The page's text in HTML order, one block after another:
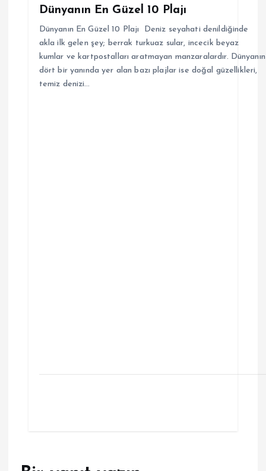
Dünyanın En Güzel 10 Plajı
Dünyanın En Güzel 10 Plajı Deniz seyahati denildiğinde
akla ilk gelen şey; berrak turkuaz sular, incecik beyaz
kumlar ve kartpostalları aratmayan manzaralardır. Dünyanın
dört bir yanında yer alan bazı plajlar ise doğal güzellikleri,
temiz denizi…